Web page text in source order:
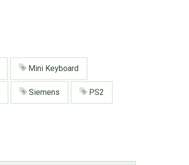
Mini Keyboard
Siemens PS2